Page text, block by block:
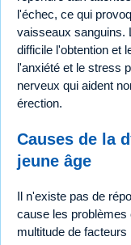
l'échec, ce qui
vaisseaux sanguins.
difficile l'obtention et
l'anxiété et le stress
nerveux qui aident
érection.
Causes de la
jeune âge
Il n'existe pas de
cause les
multitude de